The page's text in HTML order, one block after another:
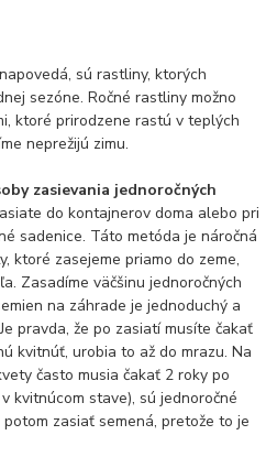
záves
vodovodná batéria
voľne stojaca vaňa
firmy bez DPH
Bez DPH
na firmu
szco nakup bez dph
sú rastliny, ktorých
sezóne. Ročné rastliny možno
ktoré prirodzene rastú v teplých
neprežijú zimu.
zasievania jednoročných
do kontajnerov doma alebo pri
sadenice. Táto metóda je náročná
ktoré zasejeme priamo do zeme,
Zasadíme väčšinu jednoročných
na záhrade je jednoduchý a
pravda, že po zasiatí musíte čakať
kvitnúť, urobia to až do mrazu. Na
často musia čakať 2 roky po
kvitnúcom stave), sú jednoročné
zasiať semená, pretože to je